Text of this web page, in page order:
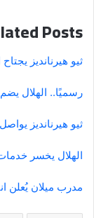
Posts
ثيو هيرنانديز
رسميًا.. الهلال يضم
ثيو هيرنانديز
الهلال يخسر خدمات
مدرب ميلان يُعلن